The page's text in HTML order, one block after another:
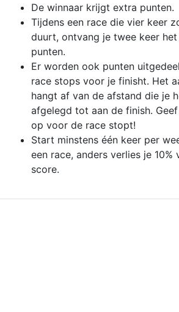
De winnaar krijgt extra punten.
Tijdens een race die vier keer
duurt, ontvang je twee keer
punten.
Er worden ook punten
race stops voor je finisht. Het
hangt af van de afstand die je
afgelegd tot aan de finish.
op voor de race stopt!
Start minstens één keer per
een race, anders verlies je 10%
score.